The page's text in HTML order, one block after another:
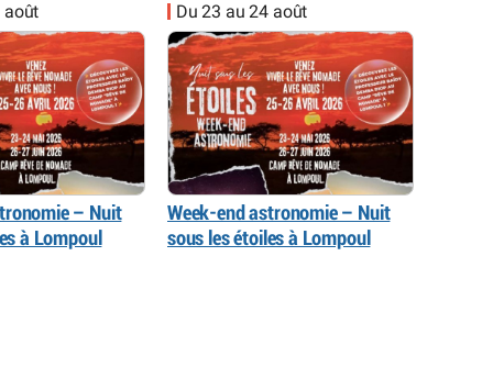
août
– Nuit
à Lompoul
Du 23 au 24 août
Week-end astronomie – Nuit
sous les étoiles à Lompoul